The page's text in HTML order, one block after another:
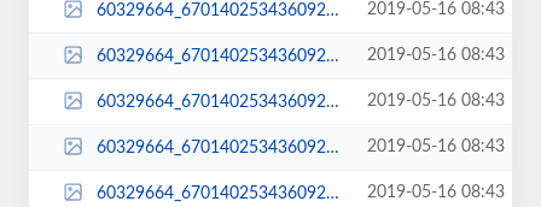
60329664_670140253436092_2695988724461731840_n-1080x671.jpg 2019-05-16 08:43
60329664_670140253436092_2695988724461731840_n-1080x675.jpg 2019-05-16 08:43
60329664_670140253436092_2695988724461731840_n-150x150.jpg 2019-05-16 08:43
60329664_670140253436092_2695988724461731840_n-300x186.jpg 2019-05-16 08:43
60329664_670140253436092_2695988724461731840_n-400x250.jpg 2019-05-16 08:43